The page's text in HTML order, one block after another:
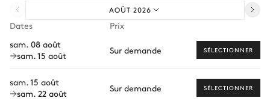
Nespresso
Lave vaisselle
Réfrigérateur
Hotte
Four à micro-ondes
Courses livrées avant l'arrivée
Chef à domicile
Bien-être à domicile
AOÛT 2026
Dates
Prix
sam. 08 août
sam. 15 août
Sur demande SÉLECTIONNER
sam. 15 août
sam. 22 août
Sur demande SÉLECTIONNER